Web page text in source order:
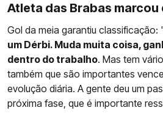
Atleta das Brabas marcou
Gol da meia garantiu classificação:
um Dérbi. Muda muita coisa,
dentro do trabalho. Mas tem
também que são importantes
evolução diária. A gente deu um
próxima fase, que é importante